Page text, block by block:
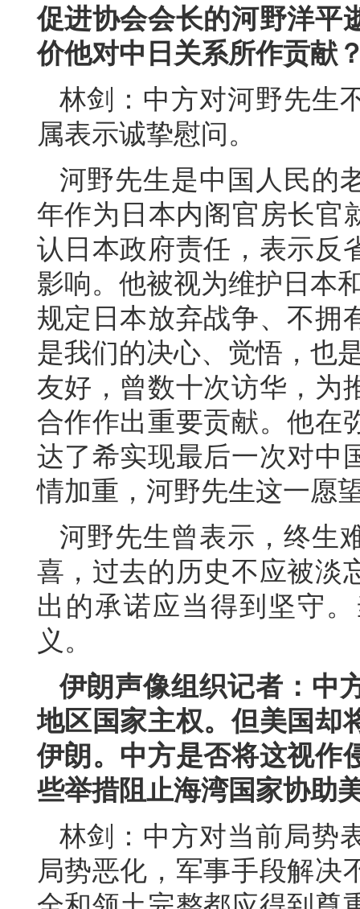
促进协会会长的河野洋平
价他对中日关系所作贡献
林剑：中方对河野先生
属表示诚挚慰问。
河野先生是中国人民的
年作为日本内阁官房长官
认日本政府责任，表示反
影响。他被视为维护日本
规定日本放弃战争、不拥
是我们的决心、觉悟，也
友好，曾数十次访华，为
合作作出重要贡献。他在
达了希实现最后一次对中
情加重，河野先生这一愿
河野先生曾表示，终生
喜，过去的历史不应被淡
出的承诺应当得到坚守
义。
伊朗声像组织记者：中
地区国家主权。但美国却
伊朗。中方是否将这视作
些举措阻止海湾国家协助
林剑：中方对当前局势
局势恶化，军事手段解决